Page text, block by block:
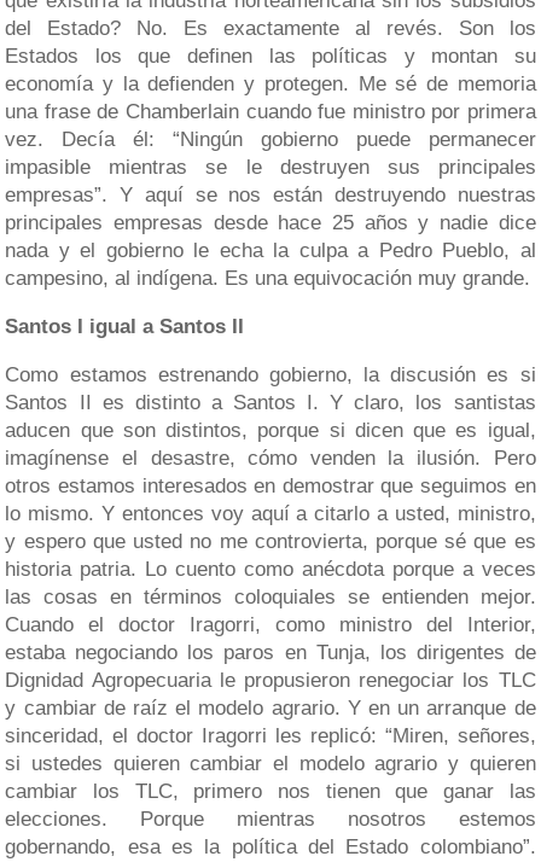
del Estado? No. Es exactamente al revés. Son los
Estados los que definen las políticas y montan su
economía y la defienden y protegen. Me sé de memoria
una frase de Chamberlain cuando fue ministro por primera
vez. Decía él: “Ningún gobierno puede permanecer
impasible mientras se le destruyen sus principales
empresas”. Y aquí se nos están destruyendo nuestras
principales empresas desde hace 25 años y nadie dice
nada y el gobierno le echa la culpa a Pedro Pueblo, al
campesino, al indígena. Es una equivocación muy grande.
Santos I igual a Santos II
Como estamos estrenando gobierno, la discusión es si
Santos II es distinto a Santos I. Y claro, los santistas
aducen que son distintos, porque si dicen que es igual,
imagínense el desastre, cómo venden la ilusión. Pero
otros estamos interesados en demostrar que seguimos en
lo mismo. Y entonces voy aquí a citarlo a usted, ministro,
y espero que usted no me controvierta, porque sé que es
historia patria. Lo cuento como anécdota porque a veces
las cosas en términos coloquiales se entienden mejor.
Cuando el doctor Iragorri, como ministro del Interior,
estaba negociando los paros en Tunja, los dirigentes de
Dignidad Agropecuaria le propusieron renegociar los TLC
y cambiar de raíz el modelo agrario. Y en un arranque de
sinceridad, el doctor Iragorri les replicó: “Miren, señores,
si ustedes quieren cambiar el modelo agrario y quieren
cambiar los TLC, primero nos tienen que ganar las
elecciones. Porque mientras nosotros estemos
gobernando, esa es la política del Estado colombiano”.